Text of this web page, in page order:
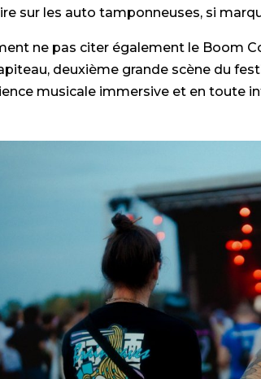
sur les auto tamponneuses, si
ne pas citer également le Boom
deuxième grande scène du
musicale immersive et en toute